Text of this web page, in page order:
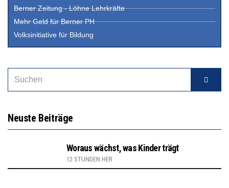
Berner Zeitung - Löhne Lehrkräfte
Mehr Geld für Berner PH
Volksinitiative für Bildung
Neuste Beiträge
Woraus wächst, was Kinder trägt
12 STUNDEN HER